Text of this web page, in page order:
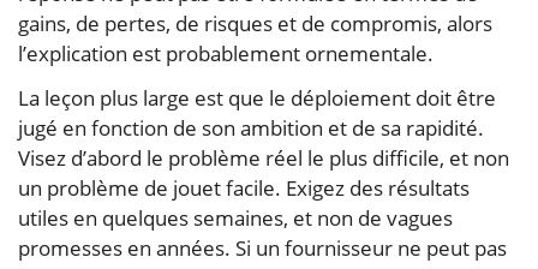
gains, de pertes, de risques et de compromis, alors
l’explication est probablement ornementale.
La leçon plus large est que le déploiement doit être
jugé en fonction de son ambition et de sa rapidité.
Visez d’abord le problème réel le plus difficile, et non
un problème de jouet facile. Exigez des résultats
utiles en quelques semaines, et non de vagues
promesses en années. Si un fournisseur ne peut pas